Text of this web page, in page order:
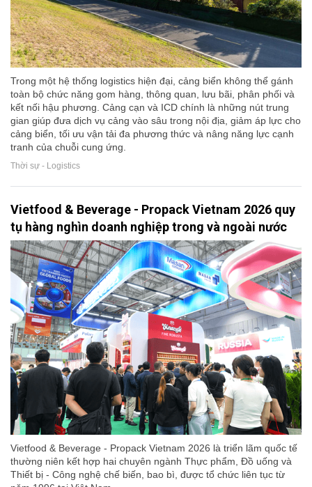
Trong một hệ thống logistics hiện đại, cảng biển không thể gánh
toàn bộ chức năng gom hàng, thông quan, lưu bãi, phân phối và
kết nối hậu phương. Cảng cạn và ICD chính là những nút trung
gian giúp đưa dịch vụ cảng vào sâu trong nội địa, giảm áp lực cho
cảng biển, tối ưu vận tải đa phương thức và nâng năng lực cạnh
tranh của chuỗi cung ứng.
Thời sự - Logistics
Vietfood & Beverage - Propack Vietnam 2026 quy
tụ hàng nghìn doanh nghiệp trong và ngoài nước
Vietfood & Beverage - Propack Vietnam 2026 là triển lãm quốc tế
thường niên kết hợp hai chuyên ngành Thực phẩm, Đồ uống và
Thiết bị - Công nghệ chế biến, bao bì, được tổ chức liên tục từ